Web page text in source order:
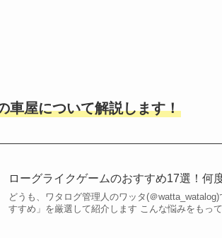
車屋について解説します！
ローグライクゲームのおすすめ17選！何
どうも、ワタログ管理人のワッタ(＠
すすめ」を厳選して紹介します こんな悩みをもっ